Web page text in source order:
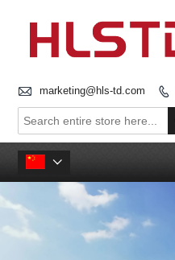
 marketing@hls-td.com 
